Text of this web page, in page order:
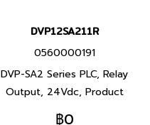
DVP12SA211R
0560000191
DVP-SA2 Series PLC, Relay
Output, 24Vdc, Product
P/N: DVP12SA211R I/O
฿0